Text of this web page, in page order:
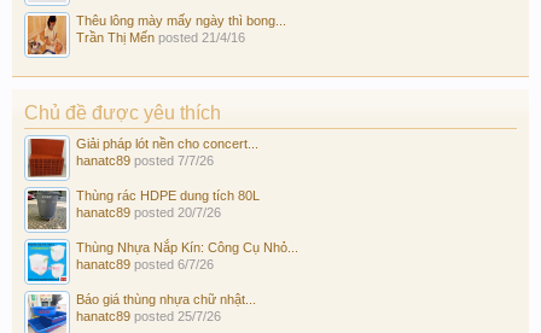
Thêu lông mày mấy ngày thì bong...
Trần Thị Mến posted 21/4/16
Chủ đề được yêu thích
Giải pháp lót nền cho concert...
hanatc89 posted 7/7/26
Thùng rác HDPE dung tích 80L
hanatc89 posted 20/7/26
Thùng Nhựa Nắp Kín: Công Cụ Nhỏ...
hanatc89 posted 6/7/26
Báo giá thùng nhựa chữ nhật...
hanatc89 posted 25/7/26